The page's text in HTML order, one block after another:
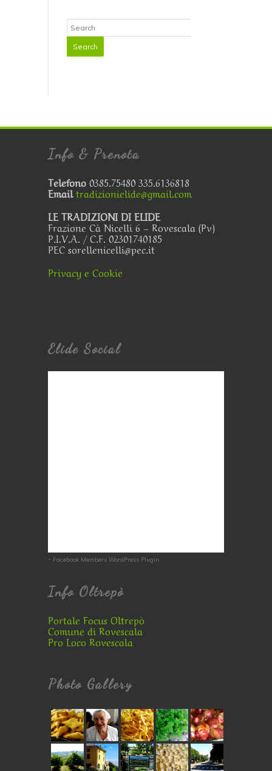
Info & Prenota
Telefono 0385.75480 335.6136818
Email tradizionielide@gmail.com
LE TRADIZIONI DI ELIDE
Frazione Cà Nicelli 6 – Rovescala (Pv)
P.I.V.A. / C.F. 02301740185
PEC sorellenicelli@pec.it
Privacy e Cookie
Elide Social
- Facebook Members WordPress Plugin
Info Oltrepò
Portale Focus Oltrepò
Comune di Rovescala
Pro Loco Rovescala
Photo Gallery